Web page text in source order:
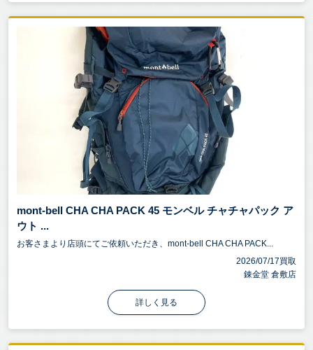
mont-bell CHA CHA PACK 45 モンベル チャチャパック ア
ウト ...
お客さまより店頭にてご依頼いただき、mont-bell CHA CHA PACK...
2026/07/17買取
錬金堂 倉敷店
詳しく見る